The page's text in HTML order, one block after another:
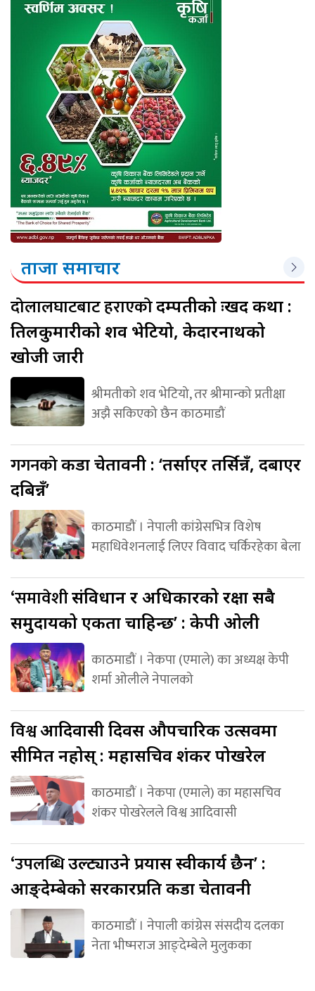
ताजा समाचार
दोलालघाटबाट हराएकोदम्पतीको दुःखद कथा :
तिलकुमारीको शव भेटियो, केदारनाथको
खोजी जारी
श्रीमतीको शव भेटियो, तर श्रीमान्को प्रतीक्षा
अझै सकिएको छैन काठमाडौं
गगनकोकडा चेतावनी : ‘तर्साएर तर्सिन्नँ, दबाएर
दबिन्नँ’
काठमाडौं । नेपाली कांग्रेसभित्र विशेष
महाधिवेशनलाई लिएर विवाद चर्किरहेका बेला
‘समावेशीसंविधान र अधिकारको रक्षा सबै
समुदायको एकता चाहिन्छ’ : केपी ओली
काठमाडौं । नेकपा (एमाले) का अध्यक्ष केपी
शर्मा ओलीले नेपालको
विश्वआदिवासी दिवस औपचारिक उत्सवमा
सीमित नहोस् : महासचिव शंकर पोखरेल
काठमाडौं । नेकपा (एमाले) का महासचिव
शंकर पोखरेलले विश्व आदिवासी
‘उपलब्धिउल्ट्याउने प्रयास स्वीकार्य छैन’ :
आङ्देम्बेको सरकारप्रति कडा चेतावनी
काठमाडौं । नेपाली कांग्रेस संसदीय दलका
नेता भीष्मराज आङ्देम्बेले मुलुकका